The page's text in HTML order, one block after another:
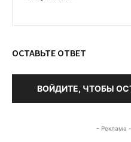
ОСТАВЬТЕ ОТВЕТ
ВОЙДИТЕ, ЧТОБЫ
- Реклама -